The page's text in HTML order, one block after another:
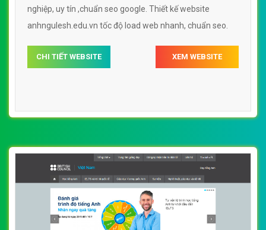
nghiệp, uy tín ,chuẩn seo google. Thiết kế website
anhngulesh.edu.vn tốc độ load web nhanh, chuẩn seo.
CHI TIẾT WEBSITE XEM WEBSITE